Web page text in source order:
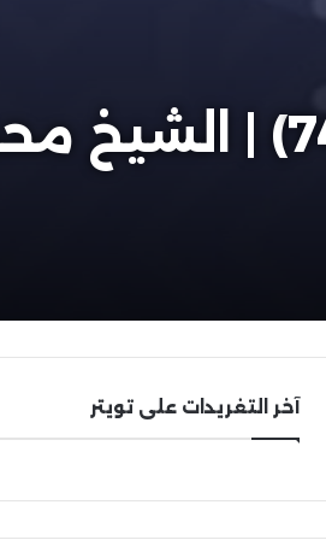
الفقه الإسلامي في كتب ورسائل جديدة (74)
آخر التغريدات على تويتر